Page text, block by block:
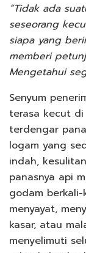
“Tidak ada
seseorang
siapa yang
memberi
Mengetahui
Senyum
terasa kecut
terdengar
logam yang
indah,
panasnya api
godam
menyayat,
kasar, atau
menyelimuti